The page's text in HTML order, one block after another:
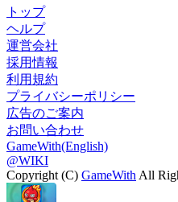
トップ
ヘルプ
運営会社
採用情報
利用規約
プライバシーポリシー
広告のご案内
お問い合わせ
GameWith(English)
@WIKI
Copyright (C) GameWith All